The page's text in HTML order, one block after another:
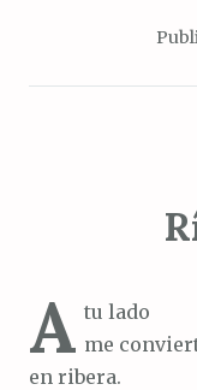
A tu lado
me
en ribera.